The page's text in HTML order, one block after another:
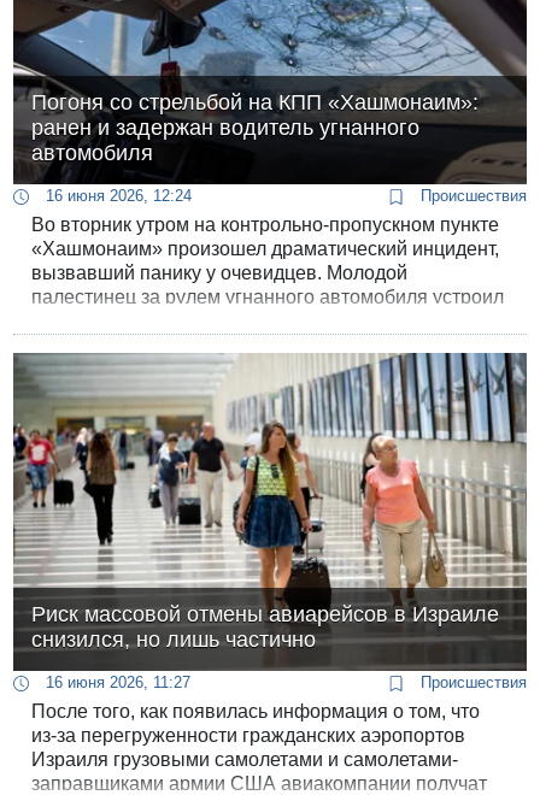
Погоня со стрельбой на КПП «Хашмонаим»:
ранен и задержан водитель угнанного
автомобиля
16 июня 2026, 12:24 Происшествия
Во вторник утром на контрольно-пропускном пункте
«Хашмонаим» произошел драматический инцидент,
вызвавший панику у очевидцев. Молодой
палестинец за рулем угнанного автомобиля устроил
огонь и задержали. Данный инцидент был
зафиксирован на видео, и кадры произошедшего
быстро распространились в социальных сетях.
Риск массовой отмены авиарейсов в Израиле
снизился, но лишь частично
16 июня 2026, 11:27 Происшествия
После того, как появилась информация о том, что
из-за перегруженности гражданских аэропортов
Израиля грузовыми самолетами и самолетами-
заправщиками армии США авиакомпании получат